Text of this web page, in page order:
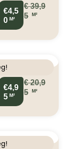
€4,5
0 M²
€39,9
5
M²
€4,9
5 M²
€20,9
5
M²